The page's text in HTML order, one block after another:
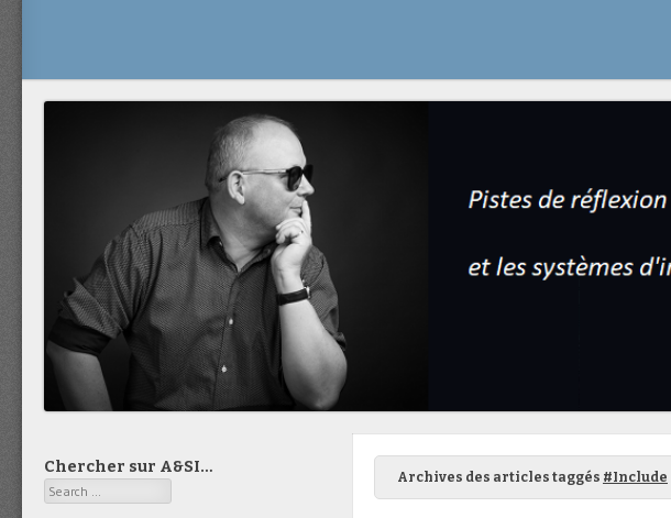
Archives des articles taggés #Include
Chercher sur A&SI…
Search